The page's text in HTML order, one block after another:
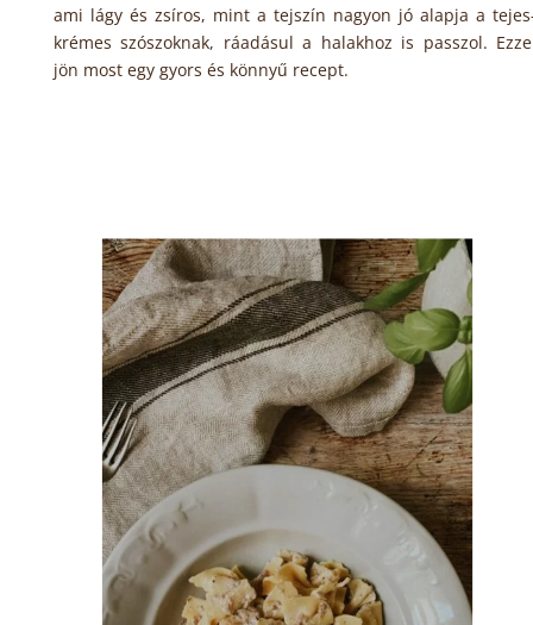
ami lágy és zsíros, mint a tejszín nagyon jó alapja a
krémes szószoknak, ráadásul a halakhoz is passzol.
jön most egy gyors és könnyű recept.